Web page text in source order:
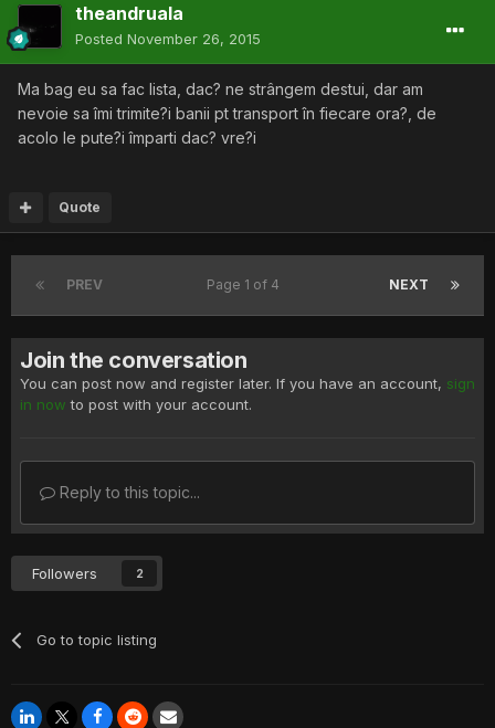
theandruala
Posted November 26, 2015
Ma bag eu sa fac lista, dac? ne strângem destui, dar am
nevoie sa îmi trimite?i banii pt transport în fiecare ora?, de
acolo le pute?i împarti dac? vre?i
Quote
PREV NEXT
Page 1 of 4
Join the conversation
You can post now and register later. If you have an account, sign
in now to post with your account.
Reply to this topic...
Followers 2
Go to topic listing